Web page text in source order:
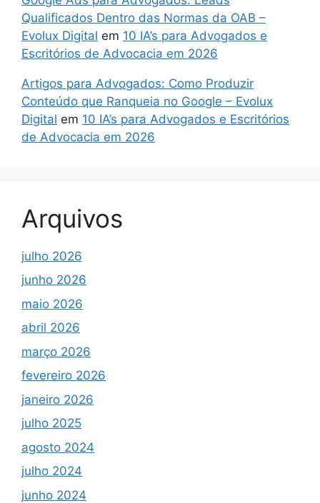
Qualificados Dentro das Normas da OAB –
Evolux Digital em 10 IA’s para Advogados e
Escritórios de Advocacia em 2026
Artigos para Advogados: Como Produzir
Conteúdo que Ranqueia no Google – Evolux
Digital em 10 IA’s para Advogados e Escritórios
de Advocacia em 2026
Arquivos
julho 2026
junho 2026
maio 2026
abril 2026
março 2026
fevereiro 2026
janeiro 2026
julho 2025
agosto 2024
julho 2024
junho 2024